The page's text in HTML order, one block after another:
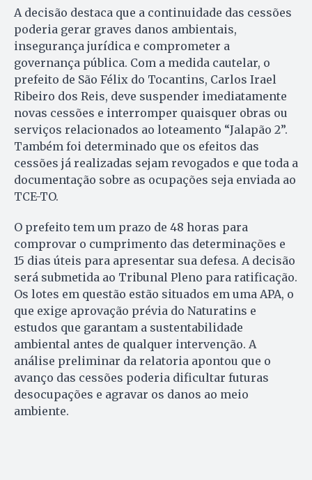
A decisão destaca que a continuidade das cessões
poderia gerar graves danos ambientais,
insegurança jurídica e comprometer a
governança pública. Com a medida cautelar, o
prefeito de São Félix do Tocantins, Carlos Irael
Ribeiro dos Reis, deve suspender imediatamente
novas cessões e interromper quaisquer obras ou
serviços relacionados ao loteamento “Jalapão 2”.
Também foi determinado que os efeitos das
cessões já realizadas sejam revogados e que toda a
documentação sobre as ocupações seja enviada ao
TCE-TO.
O prefeito tem um prazo de 48 horas para
comprovar o cumprimento das determinações e
15 dias úteis para apresentar sua defesa. A decisão
será submetida ao Tribunal Pleno para ratificação.
Os lotes em questão estão situados em uma APA, o
que exige aprovação prévia do Naturatins e
estudos que garantam a sustentabilidade
ambiental antes de qualquer intervenção. A
análise preliminar da relatoria apontou que o
avanço das cessões poderia dificultar futuras
desocupações e agravar os danos ao meio
ambiente.